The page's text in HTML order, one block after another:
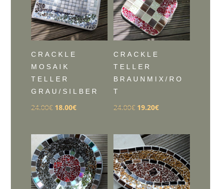
CRACKLE
MOSAIK
TELLER
GRAU/SILBER
24.00€ Ursprünglicher
war:
24.00€
18.00€Aktueller
ist:
18.00€.
CRACKLE
TELLER
BRAUNMIX/RO
T
24.00€ Ursprünglicher
war:
24.00€
19.20€Aktueller
ist:
19.20€.